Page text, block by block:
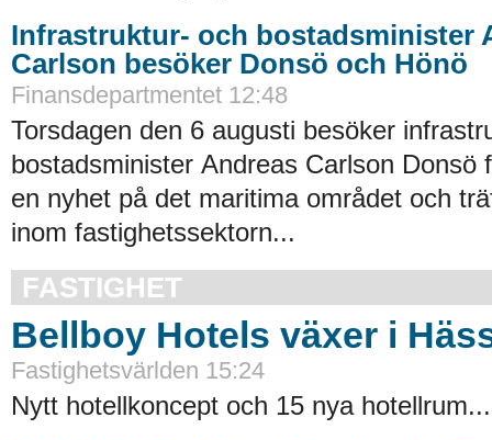
Infrastruktur- och bostadsminister
Carlson besöker Donsö och Hönö
Finansdepartmentet 12:48
Torsdagen den 6 augusti besöker
bostadsminister Andreas Carlson Donsö
en nyhet på det maritima området och
inom fastighetssektorn...
FASTIGHET
Bellboy Hotels växer i
Fastighetsvärlden 15:24
Nytt hotellkoncept och 15 nya hotellrum...